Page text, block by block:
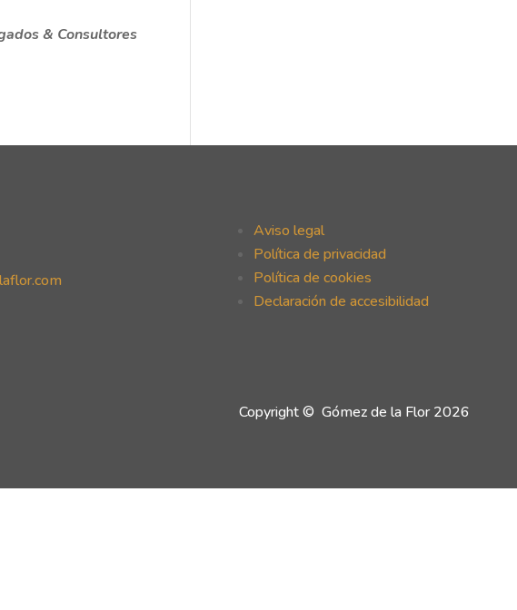
& Consultores
Aviso legal
Política de privacidad
Política de cookies
Declaración de accesibilidad
Copyright © Gómez de la Flor 2026